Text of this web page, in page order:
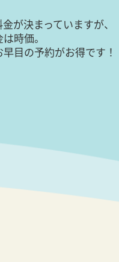
が決まっていますが、
時価。
目の予約がお得です！